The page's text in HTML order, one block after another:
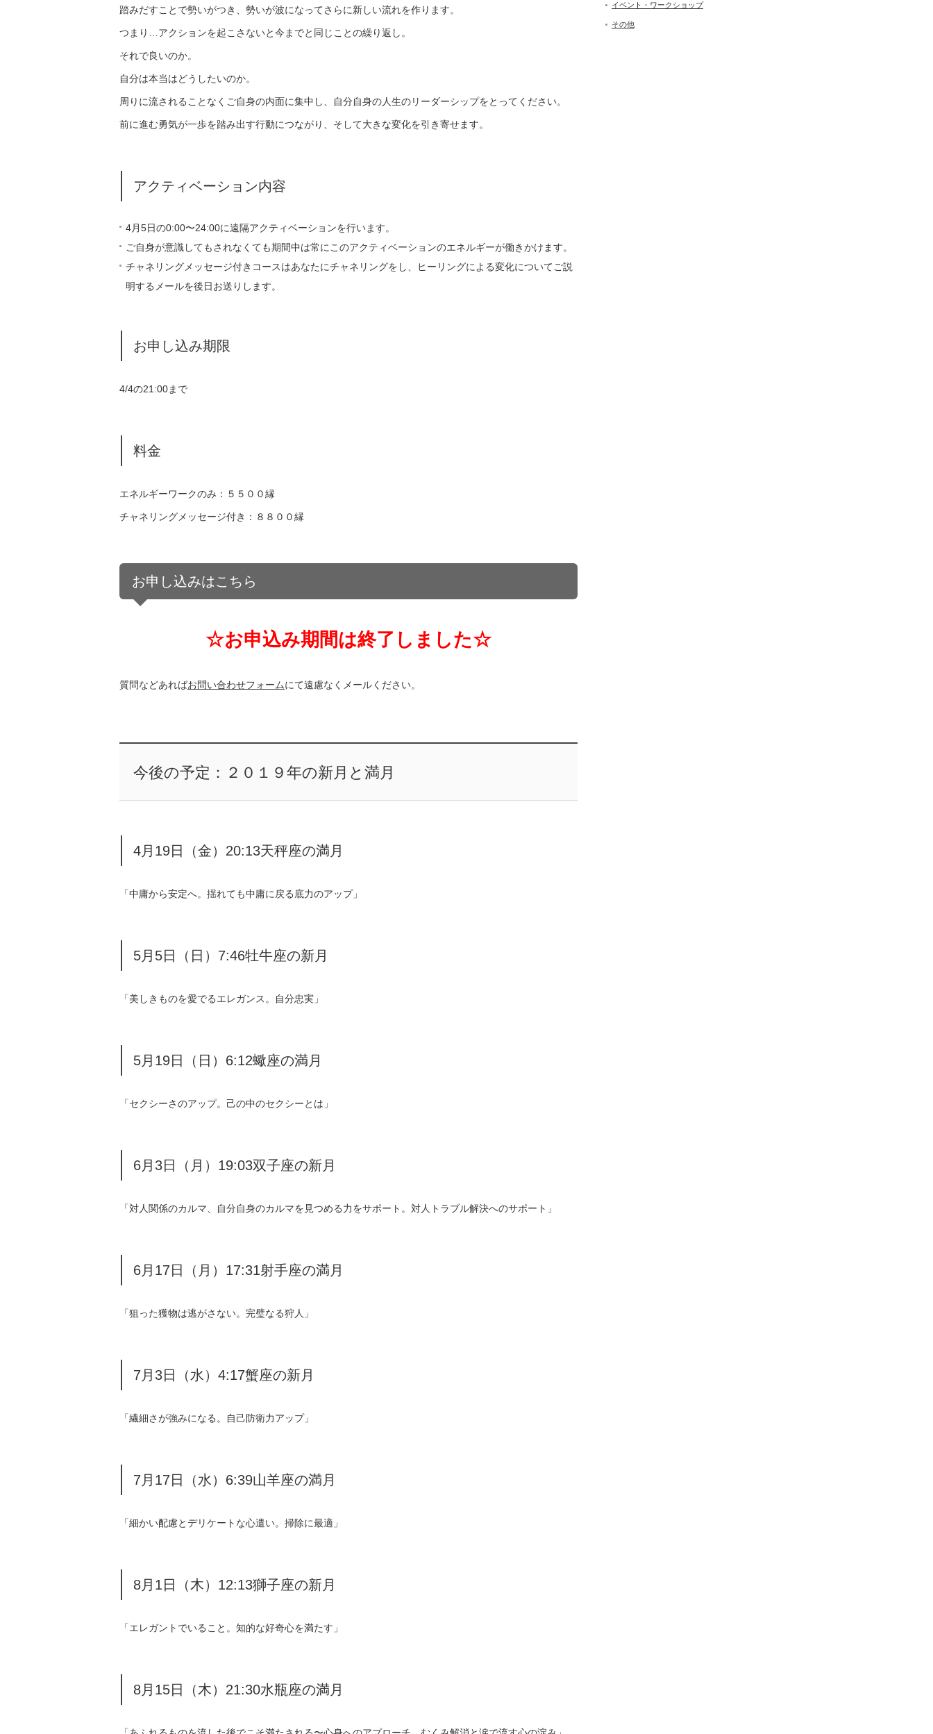
踏みだすことで勢いがつき、勢いが波になってさらに新しい流れを作ります。
つまり…アクションを起こさないと今までと同じことの繰り返し。
それで良いのか。
自分は本当はどうしたいのか。
周りに流されることなくご自身の内面に集中し、自分自身の人生のリーダーシップをとってください。
前に進む勇気が一歩を踏み出す行動につながり、そして大きな変化を引き寄せます。
アクティベーション内容
4月5日の0:00〜24:00に遠隔アクティベーションを行います。
ご自身が意識してもされなくても期間中は常にこのアクティベーションのエネルギーが働きかけます。
チャネリングメッセージ付きコースはあなたにチャネリングをし、ヒーリングによる変化についてご説
明するメールを後日お送りします。
お申し込み期限
4/4の21:00まで
料金
エネルギーワークのみ：５５００縁
チャネリングメッセージ付き：８８００縁
お申し込みはこちら
☆お申込み期間は終了しました☆
質問などあればお問い合わせフォームにて遠慮なくメールください。
今後の予定：２０１９年の新月と満月
4月19日（金）20:13天秤座の満月
「中庸から安定へ。揺れても中庸に戻る底力のアップ」
5月5日（日）7:46牡牛座の新月
「美しきものを愛でるエレガンス。自分忠実」
5月19日（日）6:12蠍座の満月
「セクシーさのアップ。己の中のセクシーとは」
6月3日（月）19:03双子座の新月
「対人関係のカルマ、自分自身のカルマを見つめる力をサポート。対人トラブル解決へのサポート」
6月17日（月）17:31射手座の満月
「狙った獲物は逃がさない。完璧なる狩人」
7月3日（水）4:17蟹座の新月
「繊細さが強みになる。自己防衛力アップ」
7月17日（水）6:39山羊座の満月
「細かい配慮とデリケートな心遣い。掃除に最適」
8月1日（木）12:13獅子座の新月
「エレガントでいること。知的な好奇心を満たす」
8月15日（木）21:30水瓶座の満月
イベント・ワークショップ
その他